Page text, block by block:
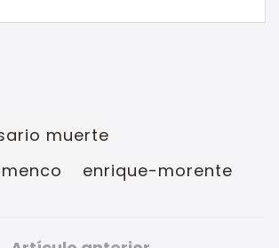
muerte
enrique-morente